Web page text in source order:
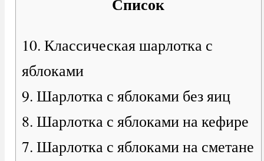
10. Классическая шарлотка с
яблоками
9. Шарлотка с яблоками без яиц
8. Шарлотка с яблоками на кефире
7. Шарлотка с яблоками на сметане